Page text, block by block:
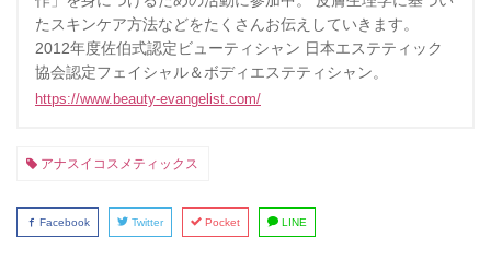
たスキンケア方法などをたくさんお伝えしていきます。
2012年度佐伯式認定ビューティシャン 日本エステティック
協会認定フェイシャル＆ボディエステティシャン。
https://www.beauty-evangelist.com/
アナスイコスメティックス
Facebook Twitter Pocket LINE